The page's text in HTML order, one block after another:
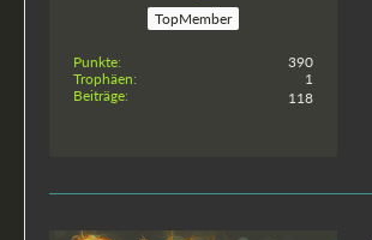
TopMember
Punkte
390
Trophäen
1
Beiträge
118